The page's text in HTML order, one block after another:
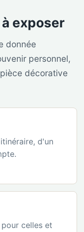
exposer
donnée
personnel,
décorative
d'un
celles et